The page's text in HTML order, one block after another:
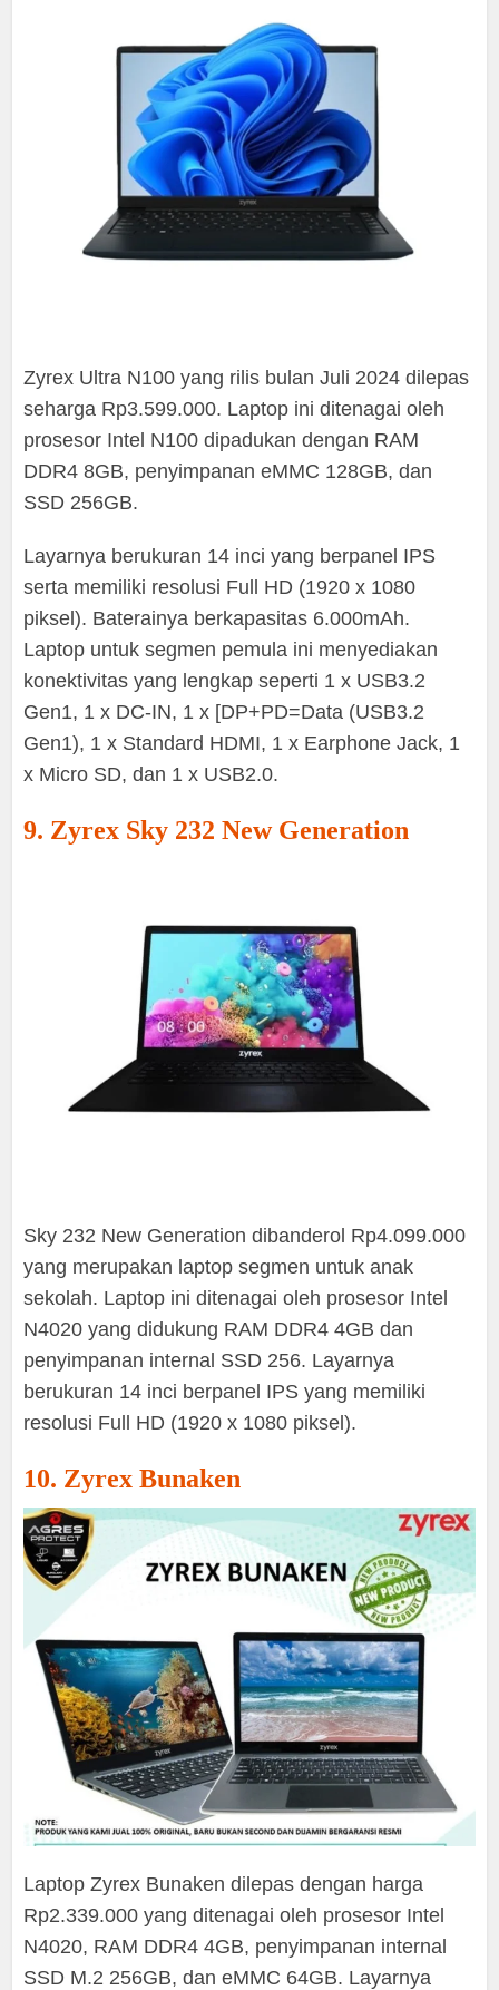
Zyrex Ultra N100 yang rilis bulan Juli 2024 dilepas
seharga Rp3.599.000. Laptop ini ditenagai oleh
prosesor Intel N100 dipadukan dengan RAM
DDR4 8GB, penyimpanan eMMC 128GB, dan
SSD 256GB.
Layarnya berukuran 14 inci yang berpanel IPS
serta memiliki resolusi Full HD (1920 x 1080
piksel). Baterainya berkapasitas 6.000mAh.
Laptop untuk segmen pemula ini menyediakan
konektivitas yang lengkap seperti 1 x USB3.2
Gen1, 1 x DC-IN, 1 x [DP+PD=Data (USB3.2
Gen1), 1 x Standard HDMI, 1 x Earphone Jack, 1
x Micro SD, dan 1 x USB2.0.
9. Zyrex Sky 232 New Generation
Sky 232 New Generation dibanderol Rp4.099.000
yang merupakan laptop segmen untuk anak
sekolah. Laptop ini ditenagai oleh prosesor Intel
N4020 yang didukung RAM DDR4 4GB dan
penyimpanan internal SSD 256. Layarnya
berukuran 14 inci berpanel IPS yang memiliki
resolusi Full HD (1920 x 1080 piksel).
10. Zyrex Bunaken
Laptop Zyrex Bunaken dilepas dengan harga
Rp2.339.000 yang ditenagai oleh prosesor Intel
N4020, RAM DDR4 4GB, penyimpanan internal
SSD M.2 256GB, dan eMMC 64GB. Layarnya